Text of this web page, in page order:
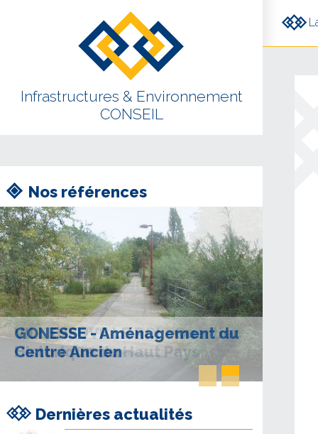
Infrastructures & Environnement
CONSEIL
Nos références
VILLENEUVE LE ROI - Quartier
Historique du Haut Pays
Dernières actualités